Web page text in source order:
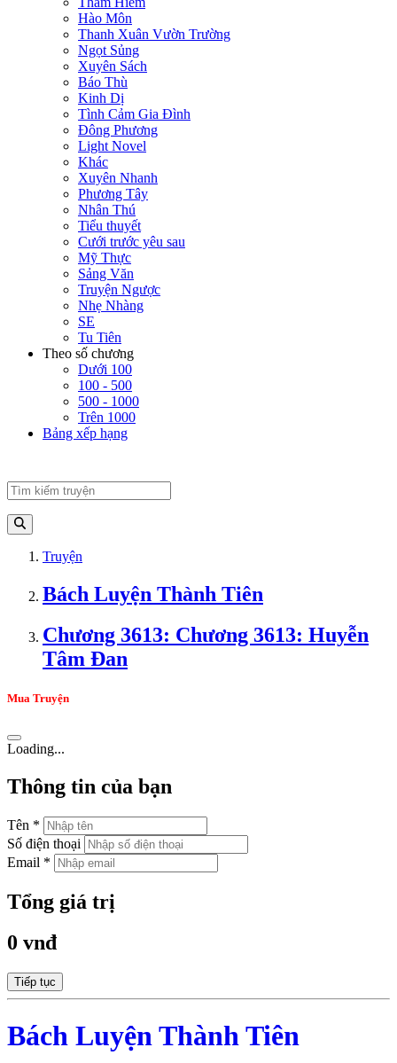
Hào Môn
Thanh Xuân Vườn Trường
Ngọt Sủng
Xuyên Sách
Báo Thù
Kinh Dị
Tình Cảm Gia Đình
Đông Phương
Light Novel
Khác
Xuyên Nhanh
Phương Tây
Nhân Thú
Tiểu thuyết
Cưới trước yêu sau
Mỹ Thực
Sảng Văn
Truyện Ngược
Nhẹ Nhàng
SE
Tu Tiên
Theo số chương
Dưới 100
100 - 500
500 - 1000
Trên 1000
Bảng xếp hạng
Truyện
Bách Luyện Thành Tiên
Chương 3613: Chương 3613: Huyễn
Tâm Đan
Mua Truyện
Loading...
Thông tin của bạn
Tên *
Số điện thoại
Email *
Tổng giá trị
0 vnđ
Tiếp tục
Bách Luyện Thành Tiên